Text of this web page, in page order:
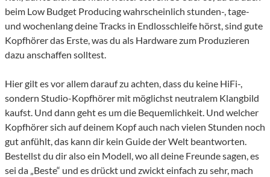
beim Low Budget Producing wahrscheinlich stunden-, tage-
und wochenlang deine Tracks in Endlosschleife hörst, sind gute
Kopfhörer das Erste, was du als Hardware zum Produzieren
dazu anschaffen solltest.
Hier gilt es vor allem darauf zu achten, dass du keine HiFi-,
sondern Studio-Kopfhörer mit möglichst neutralem Klangbild
kaufst. Und dann geht es um die Bequemlichkeit. Und welcher
Kopfhörer sich auf deinem Kopf auch nach vielen Stunden noch
gut anfühlt, das kann dir kein Guide der Welt beantworten.
Bestellst du dir also ein Modell, wo all deine Freunde sagen, es
sei da „Beste“ und es drückt und zwickt einfach zu sehr, mach